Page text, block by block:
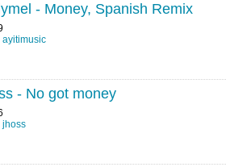
- Money, Spanish Remix
ayitimusic
- No got money
jhoss